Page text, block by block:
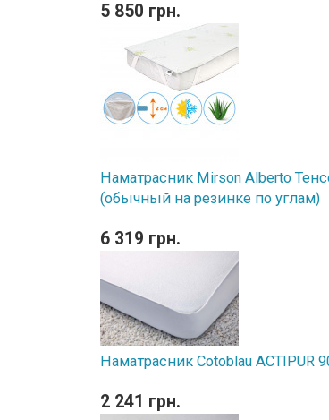
5 850 грн.
Наматрасник Mirson Alberto
(обычный на резинке по углам)
6 319 грн.
Наматрасник Cotoblau ACTIPUR
2 241 грн.